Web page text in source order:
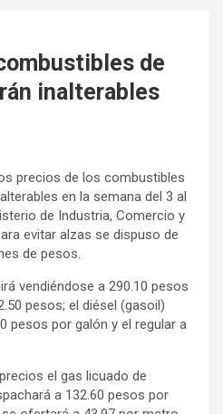
de
inalterables
precios de los combustibles
en la semana del 3 al
de Industria, Comercio y
evitar alzas se dispuso de
de pesos.
vendiéndose a 290.10 pesos
pesos; el diésel (gasoil)
pesos por galón y el regular a
el gas licuado de
a 132.60 pesos por